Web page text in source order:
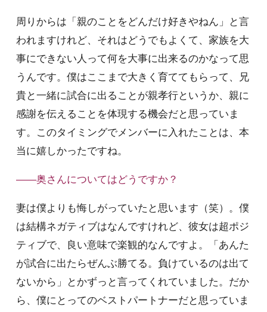
周りからは「親のことをどんだけ好きやねん」と言
われますけれど、それはどうでもよくて、家族を大
事にできない人って何を大事に出来るのかなって思
うんです。僕はここまで大きく育ててもらって、兄
貴と一緒に試合に出ることが親孝行というか、親に
感謝を伝えることを体現する機会だと思っていま
す。このタイミングでメンバーに入れたことは、本
当に嬉しかったですね。
――奥さんについてはどうですか？
妻は僕よりも悔しがっていたと思います（笑）。僕
は結構ネガティブはなんですけれど、彼女は超ポジ
ティブで、良い意味で楽観的なんですよ。「あんた
が試合に出たらぜんぶ勝てる。負けているのは出て
ないから」とかずっと言ってくれていました。だか
ら、僕にとってのベストパートナーだと思っていま